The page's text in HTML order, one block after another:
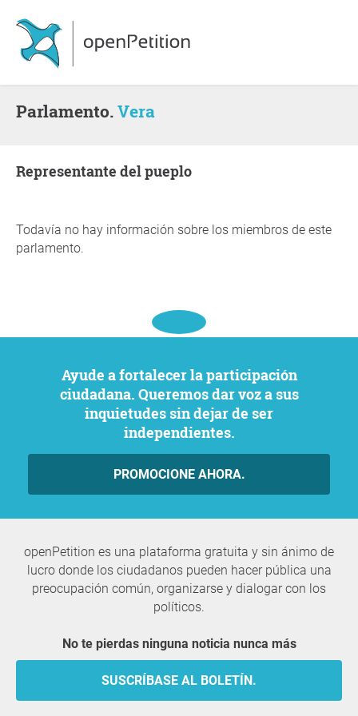
Parlamento.Vera
representante del pueplo
Todavía no hay información sobre los miembros de este
parlamento.
Ayude a fortalecer la participación
ciudadana. Queremos dar voz a sus
inquietudes sin dejar de ser
independientes.
PROMOCIONE AHORA.
openPetition es una plataforma gratuita y sin ánimo de
lucro donde los ciudadanos pueden hacer pública una
preocupación común, organizarse y dialogar con los
políticos.
No te pierdas ninguna noticia nunca más
SUSCRÍBASE AL BOLETÍN.